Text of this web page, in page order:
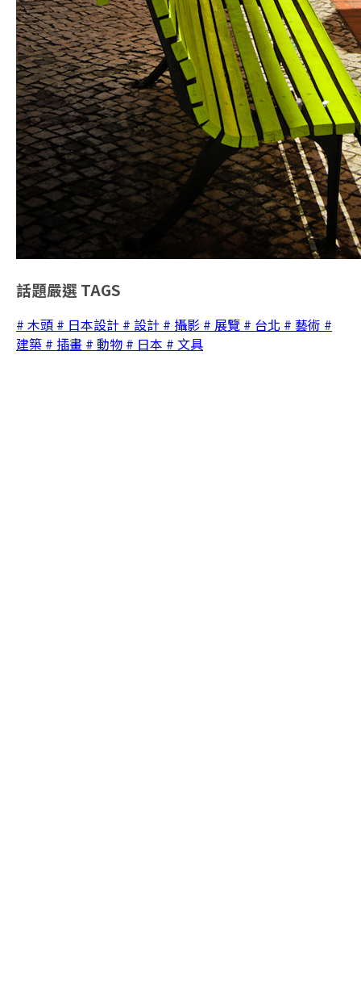
話題嚴選 TAGS
# 木頭 # 日本設計 # 設計 # 攝影 # 展覽 # 台北 # 藝術 #
建築 # 插畫 # 動物 # 日本 # 文具